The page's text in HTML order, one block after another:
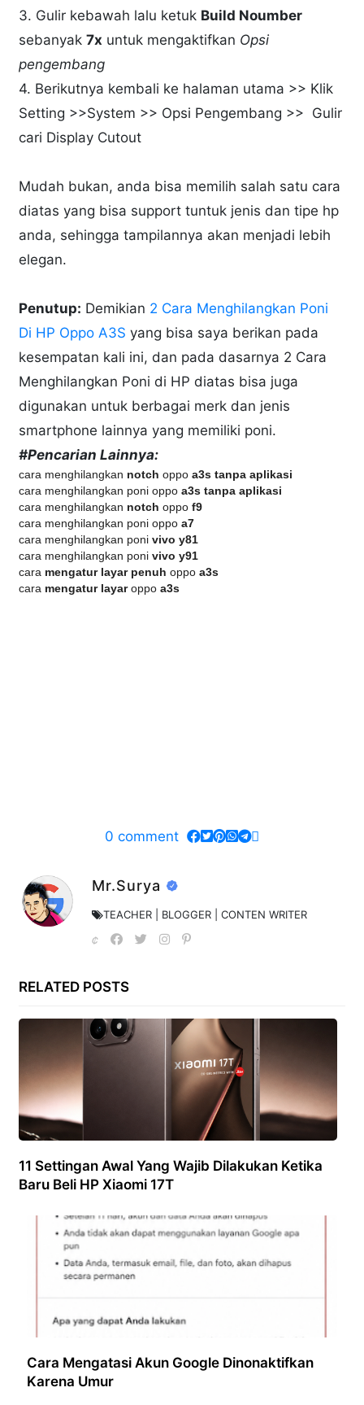
3. Gulir kebawah lalu ketuk Build Noumber
sebanyak7x untuk mengaktifkan Opsi
pengembang
4. Berikutnya kembali ke halaman utama >> Klik
Setting >>System >> Opsi Pengembang >> Gulir
cari Display Cutout
Mudah bukan, anda bisa memilih salah satu cara
diatas yang bisa support tuntuk jenis dan tipe hp
anda, sehingga tampilannya akan menjadi lebih
elegan.
Penutup: Demikian 2 Cara Menghilangkan Poni
Di HP Oppo A3S yang bisa saya berikan pada
kesempatan kali ini, dan pada dasarnya 2 Cara
Menghilangkan Poni di HP diatas bisa juga
digunakan untuk berbagai merk dan jenis
smartphone lainnya yang memiliki poni.
#Pencarian Lainnya:
cara menghilangkan notch oppoa3s tanpa aplikasi
cara menghilangkan poni oppoa3s tanpa aplikasi
cara menghilangkan notch oppof9
cara menghilangkan poni oppoa7
cara menghilangkan ponivivo y81
cara menghilangkan ponivivo y91
cara mengatur layar penuh oppoa3s
cara mengatur layaroppoa3s
0 comment
Mr.Surya
TEACHER | BLOGGER | CONTEN WRITER
RELATED POSTS
11 Settingan Awal Yang Wajib Dilakukan Ketika
Baru Beli HP Xiaomi 17T
Cara Mengatasi Akun Google Dinonaktifkan
Karena Umur